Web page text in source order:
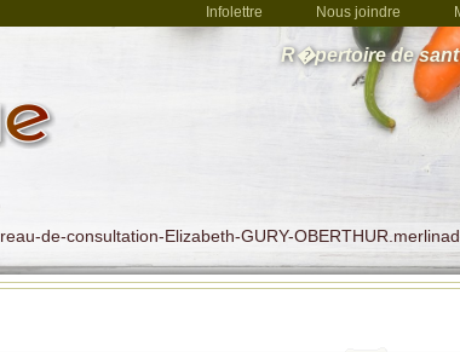
Infolettre Nous joindre
R�pertoire de
de-consultation-Elizabeth-GURY-